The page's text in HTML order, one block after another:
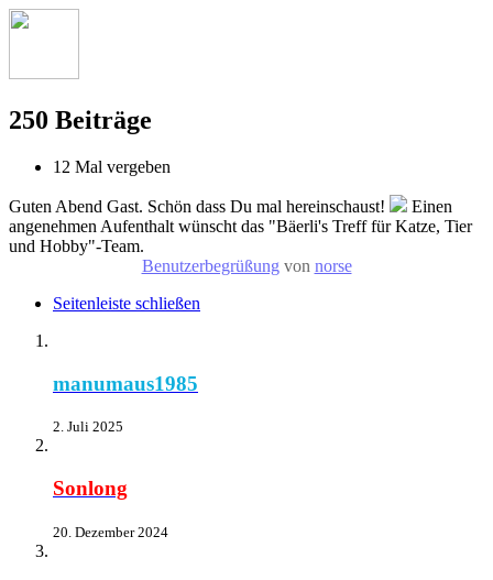
250 Beiträge
12 Mal vergeben
Guten Abend Gast. Schön dass Du mal hereinschaust!
Einen
angenehmen Aufenthalt wünscht das "Bäerli's Treff für Katze, Tier
und Hobby"-Team.
Benutzerbegrüßung von norse
Seitenleiste schließen
manumaus1985
2. Juli 2025
Sonlong
20. Dezember 2024